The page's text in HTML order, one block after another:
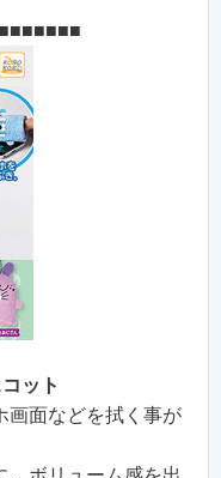
ット
画面などを拭く事が